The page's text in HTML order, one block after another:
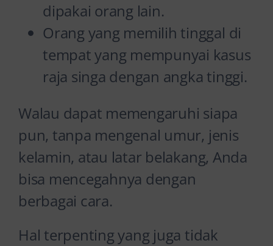
dipakai orang lain.
Orang yang memilih tinggal di
tempat yang mempunyai kasus
raja singa dengan angka tinggi.
Walau dapat memengaruhi siapa
pun, tanpa mengenal umur, jenis
kelamin, atau latar belakang, Anda
bisa mencegahnya dengan
berbagai cara.
Hal terpenting yang juga tidak